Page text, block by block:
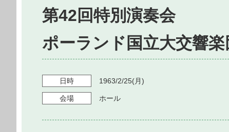
第42回特別演奏会
ポーランド国立大交響楽
日時 1963/2/25(月)
会場 ホール